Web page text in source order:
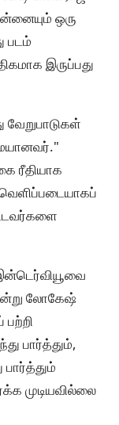
ஒரு
படம்
இருப்பது
வேறுபாடுகள்
ரீதியாக
லோகேஷ்
பார்த்தும்,
பார்த்தும்
முடியவில்லை